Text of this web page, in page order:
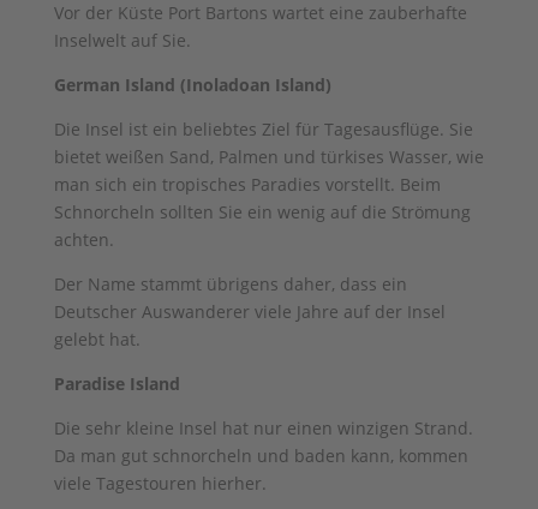
Vor der Küste Port Bartons wartet eine zauberhafte
Inselwelt auf Sie.
German Island (Inoladoan Island)
Die Insel ist ein beliebtes Ziel für Tagesausflüge. Sie
bietet weißen Sand, Palmen und türkises Wasser, wie
man sich ein tropisches Paradies vorstellt. Beim
Schnorcheln sollten Sie ein wenig auf die Strömung
achten.
Der Name stammt übrigens daher, dass ein
Deutscher Auswanderer viele Jahre auf der Insel
gelebt hat.
Paradise Island
Die sehr kleine Insel hat nur einen winzigen Strand.
Da man gut schnorcheln und baden kann, kommen
viele Tagestouren hierher.